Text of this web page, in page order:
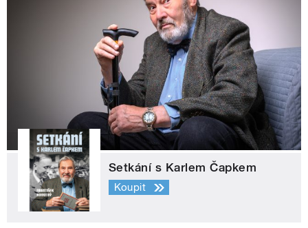
Setkání s Karlem Čapkem
Koupit